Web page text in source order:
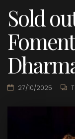
Sold
27/10/2025